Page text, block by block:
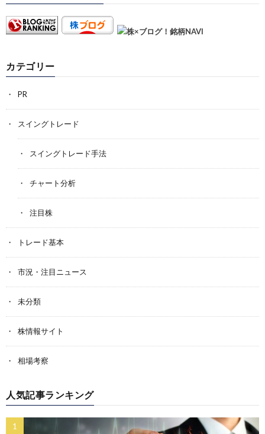
カテゴリー
PR
スイングトレード
スイングトレード手法
チャート分析
注目株
トレード基本
市況・注目ニュース
未分類
株情報サイト
相場考察
人気記事ランキング